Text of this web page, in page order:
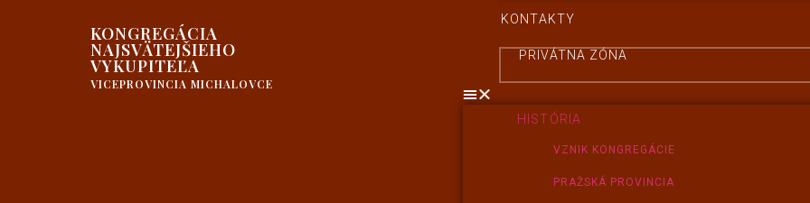
KONGREGÁCIA
NAJSVÄTEJŠIEHO
VYKUPITEĽA
VICEPROVINCIA MICHALOVCE
KONTAKTY
PRIVÁTNA ZÓNA
HISTÓRIA
VZNIK KONGREGÁCIE
PRAŽSKÁ PROVINCIA